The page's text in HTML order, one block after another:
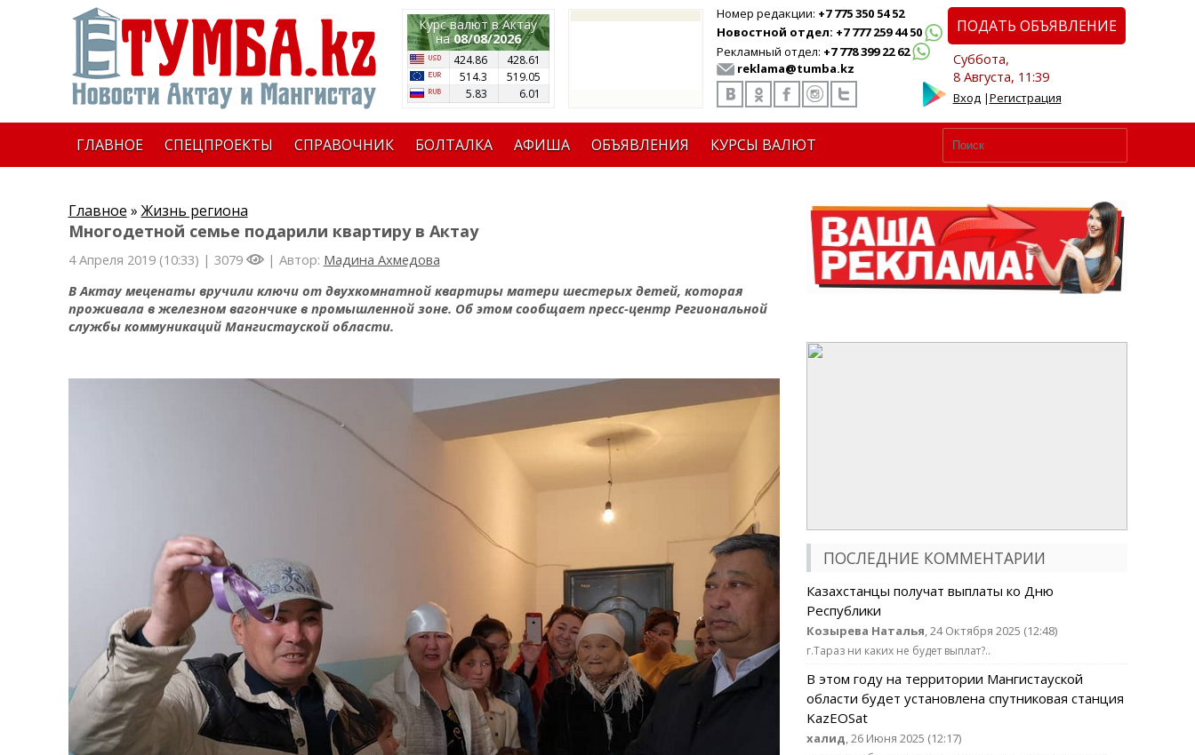
Курс валют в Актау
на08/08/2026
424.86
428.61
514.3
519.05
5.83
6.01
Номер редакции: +7 775 350 54 52
Новостной отдел: +7 777 259 44 50
Рекламный отдел: +7 778 399 22 62
reklama@tumba.kz
ПОДАТЬ ОБЪЯВЛЕНИЕ
Суббота,
8 Августа, 11:39
Вход|Регистрация
ГЛАВНОЕ СПЕЦПРОЕКТЫ СПРАВОЧНИК БОЛТАЛКА АФИША ОБЪЯВЛЕНИЯ КУРСЫ ВАЛЮТ
Главное » Жизнь региона
Многодетной семье подарили квартиру в Актау
4 Апреля 2019 (10:33) | 3079 | Автор: Мадина Ахмедова
В Актау меценаты вручили ключи от двухкомнатной квартиры матери шестерых детей, которая
проживала в железном вагончике в промышленной зоне. Об этом сообщает пресс-центр Региональной
службы коммуникаций Мангистауской области.
ПОСЛЕДНИЕ КОММЕНТАРИИ
Казахстанцы получат выплаты ко Дню
Республики
Козырева Наталья, 24 Октября 2025 (12:48)
г.Тараз ни каких не будет выплат?..
В этом году на территории Мангистауской
области будет установлена спутниковая станция
KazEOSat
халид, 26 Июня 2025 (12:17)